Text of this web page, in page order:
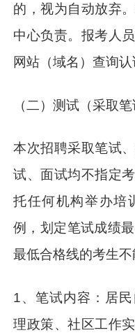
的，视为自动放弃
中心负责。报考人
网站（域名）查询认
（二）测试（采取
本次招聘采取笔试
试、面试均不指定
托任何机构举办培
例，划定笔试成绩
最低合格线的考生不
1、笔试内容：居
理政策、社区工作